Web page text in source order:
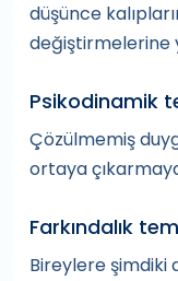
düşünce
değiştirmelerine
Psikodinamik
Çözülmemiş
ortaya
Farkındalık
Bireylere şimdiki